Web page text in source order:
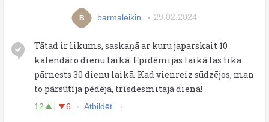
B barmaleikin 29.02.2024
Tātad ir likums, saskaņā ar kuru japarskait 10
kalendāro dienu laikā. Epidēmijas laikā tas tika
pārnests 30 dienu laikā. Kad vienreiz sūdzējos, man
to pārsūtīja pēdējā, trīsdesmitajā dienā!
12 6 Atbildēt